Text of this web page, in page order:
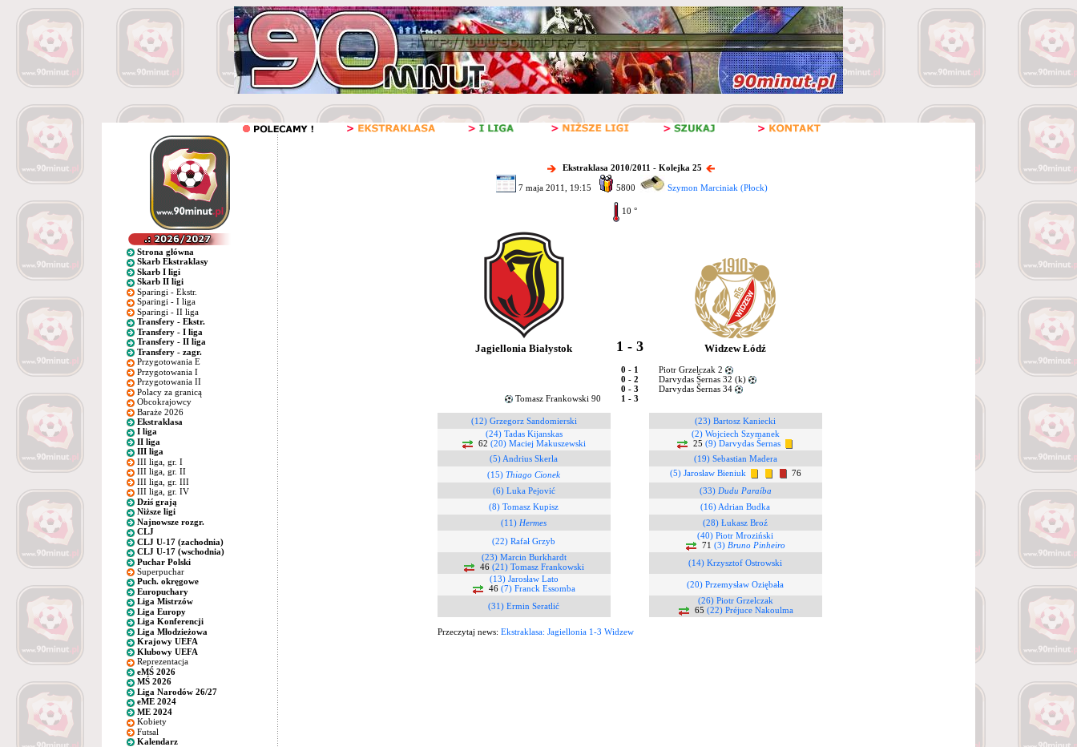
Strona główna
Skarb Ekstraklasy
Skarb I ligi
Skarb II ligi
Sparingi - Ekstr.
Sparingi - I liga
Sparingi - II liga
Transfery - Ekstr.
Transfery - I liga
Transfery - II liga
Transfery - zagr.
Przygotowania E
Przygotowania I
Przygotowania II
Polacy za granicą
Obcokrajowcy
Baraże 2026
Ekstraklasa
I liga
II liga
III liga
III liga, gr. I
III liga, gr. II
III liga, gr. III
III liga, gr. IV
Dziś grają
Niższe ligi
Najnowsze rozgr.
CLJ
CLJ U-17 (zachodnia)
CLJ U-17 (wschodnia)
Puchar Polski
Superpuchar
Puch. okręgowe
Europuchary
Liga Mistrzów
Liga Europy
Liga Konferencji
Liga Młodzieżowa
Krajowy UEFA
Klubowy UEFA
Reprezentacja
eMŚ 2026
MŚ 2026
Liga Narodów 26/27
eME 2024
ME 2024
Kobiety
Futsal
Kalendarz
Ekstraklasa 2010/2011 - Kolejka 25
7 maja 2011, 19:15 5800 Szymon Marciniak (Płock)
10 °
Jagiellonia Białystok 1 - 3 Widzew Łódź
0 - 1
Piotr Grzelczak 2
0 - 2
Darvydas Šernas 32 (k)
0 - 3
Darvydas Šernas 34
Tomasz Frankowski 90
1 - 3
(12) Grzegorz Sandomierski
(23) Bartosz Kaniecki
(24) Tadas Kijanskas
62 (20) Maciej Makuszewski
(2) Wojciech Szymanek
25 (9) Darvydas Šernas
(5) Andrius Skerla
(19) Sebastian Madera
(15) Thiago Cionek (5) Jarosław Bieniuk
76
(6) Luka Pejović
(33) Dudu Paraíba
(8) Tomasz Kupisz
(16) Adrian Budka
(11) Hermes
(28) Łukasz Broź
(22) Rafał Grzyb
(40) Piotr Mroziński
71 (3) Bruno Pinheiro
(23) Marcin Burkhardt
46 (21) Tomasz Frankowski
(14) Krzysztof Ostrowski
(13) Jarosław Lato
46 (7) Franck Essomba (20) Przemysław Oziębała
(31) Ermin Seratlić
(26) Piotr Grzelczak
65 (22) Préjuce Nakoulma
Przeczytaj news: Ekstraklasa: Jagiellonia 1-3 Widzew